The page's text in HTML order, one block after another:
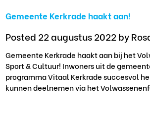
Gemeente Kerkrade haakt aan!
Posted 22 augustus 2022 by
Gemeente Kerkrade haakt aan bij het
Sport & Cultuur! Inwoners uit de
programma Vitaal Kerkrade succesvol
kunnen deelnemen via het